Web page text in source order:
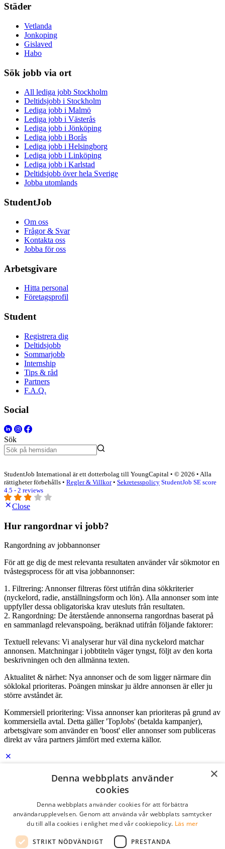
Städer
Vetlanda
Jonkoping
Gislaved
Habo
Sök jobb via ort
All lediga jobb Stockholm
Deltidsjobb i Stockholm
Lediga jobb i Malmö
Lediga jobb i Västerås
Lediga jobb i Jönköping
Lediga jobb i Borås
Lediga jobb i Helsingborg
Lediga jobb i Linköping
Lediga jobb i Karlstad
Deltidsjobb över hela Sverige
Jobba utomlands
StudentJob
Om oss
Frågor & Svar
Kontakta oss
Jobba för oss
Arbetsgivare
Hitta personal
Företagsprofil
Student
Registrera dig
Deltidsjobb
Sommarjobb
Internship
Tips & råd
Partners
F.A.Q.
Social
Sök
StudentJob International är ett dotterbolag till YoungCapital • © 2026 • Alla
rättigheter förbehålls • Regler & Villkor• Sekretesspolicy StudentJob SE score
4.5 - 2 reviews
Close
Hur rangordnar vi jobb?
Rangordning av jobbannonser
För att ge dig de mest relevanta resultaten använder vår sökmotor en
tvåstegsprocess för att visa jobbannonser:
1. Filtrering: Annonser filtreras först utifrån dina sökkriterier
(nyckelord, radie, anställningsform och lön). Alla annonser som inte
uppfyller dessa obligatoriska krav utesluts från resultaten.
2. Rangordning: De återstående annonserna rangordnas baserat på
en sammanlagd relevanspoäng, beräknad utifrån följande faktorer:
Textuell relevans: Vi analyserar hur väl dina nyckelord matchar
annonsen. Matchningar i jobbtiteln väger tyngst, följt av den korta
beskrivningen och den allmänna texten.
Aktualitet & närhet: Nya annonser och de som ligger närmare din
söklokal prioriteras. Poängen minskar ju äldre annonsen är eller ju
större avståndet är.
Kommersiell prioritering: Vissa annonser kan prioriteras på grund av
kommersiella avtal. Detta gäller 'TopJobs' (betalda kampanjer),
arbetsgivare som använder en 'boost' eller annonser som publiceras
direkt av våra partners jämfört med externa källor.
Logga in som företag
Lösenord
kom ihåg mig
×
Denna webbplats använder
cookies
Denna webbplats använder cookies för att förbättra
användarupplevelsen. Genom att använda vår webbplats samtycker
du till alla cookies i enlighet med vår cookiepolicy. Läs mer
STRIKT NÖDVÄNDIGT PRESTANDA